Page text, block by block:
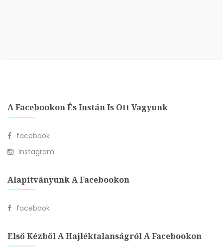
A Facebookon És Instán Is Ott Vagyunk
facebook
Instagram
Alapítványunk A Facebookon
facebook
Első Kézből A Hajléktalanságról A Facebookon